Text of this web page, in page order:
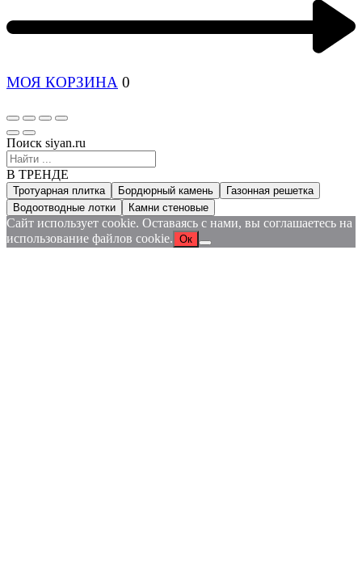
МОЯ КОРЗИНА 0
Поиск siyan.ru
В ТРЕНДЕ
Тротуарная плитка Бордюрный камень
Газонная решетка
Водоотводные лотки
Камни стеновые
Сайт использует cookie. Оставаясь с нами, вы соглашаетесь на
использование файлов cookie. Ок